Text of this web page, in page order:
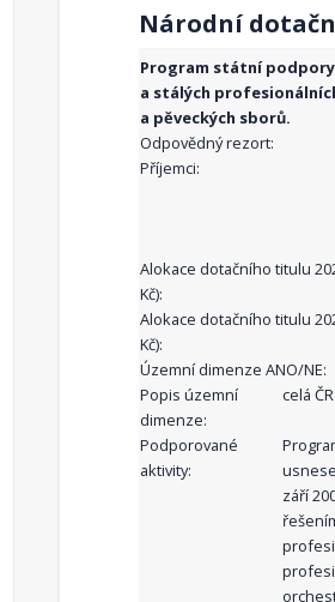
Národní
Program státní
a stálých
a pěveckých sborů.
Odpovědný rezort:
Příjemci:
Alokace dotačního titulu
Kč):
Alokace dotačního titulu
Kč):
Územní dimenze ANO/NE:
Popis územní
dimenze:
celá ČR
Podporované
aktivity:
září